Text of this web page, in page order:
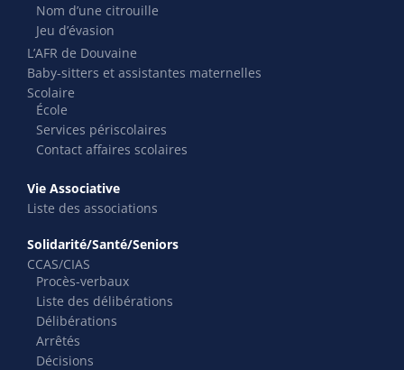
Nom d’une citrouille
Jeu d’évasion
L’AFR de Douvaine
Baby-sitters et assistantes maternelles
Scolaire
École
Services périscolaires
Contact affaires scolaires
Vie Associative
Liste des associations
Solidarité/Santé/Seniors
CCAS/CIAS
Procès-verbaux
Liste des délibérations
Délibérations
Arrêtés
Décisions